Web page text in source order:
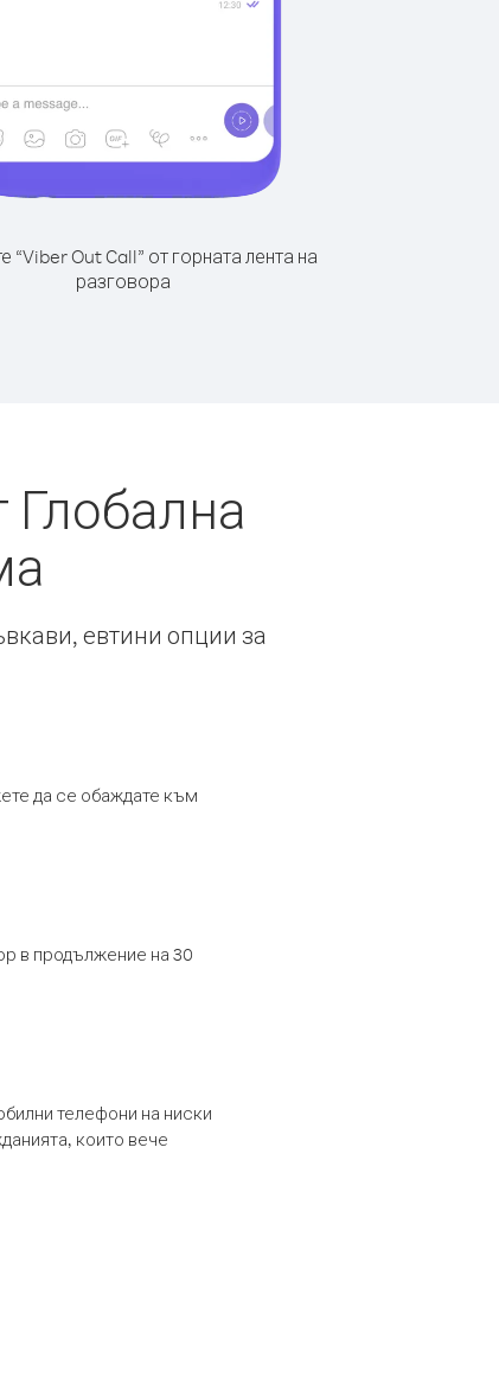
“Viber Out Call” от горната лента на
разговора
евтини опции за
да се обаждате към
в продължение на 30
телефони на ниски
които вече